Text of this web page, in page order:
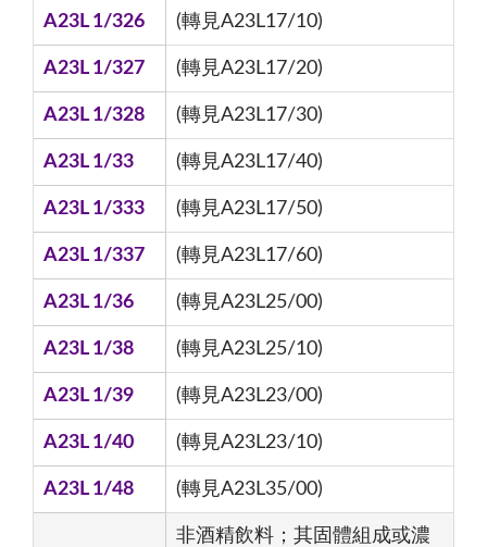
A23L 1/326 (轉見A23L17/10)
A23L 1/327 (轉見A23L17/20)
A23L 1/328 (轉見A23L17/30)
A23L 1/33 (轉見A23L17/40)
A23L 1/333 (轉見A23L17/50)
A23L 1/337 (轉見A23L17/60)
A23L 1/36 (轉見A23L25/00)
A23L 1/38 (轉見A23L25/10)
A23L 1/39 (轉見A23L23/00)
A23L 1/40 (轉見A23L23/10)
A23L 1/48 (轉見A23L35/00)
非酒精飲料；其固體組成或濃